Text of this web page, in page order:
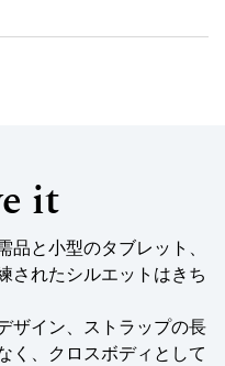
it
と小型のタブレット、
されたシルエットはきち
ザイン、ストラップの長
く、クロスボディとして